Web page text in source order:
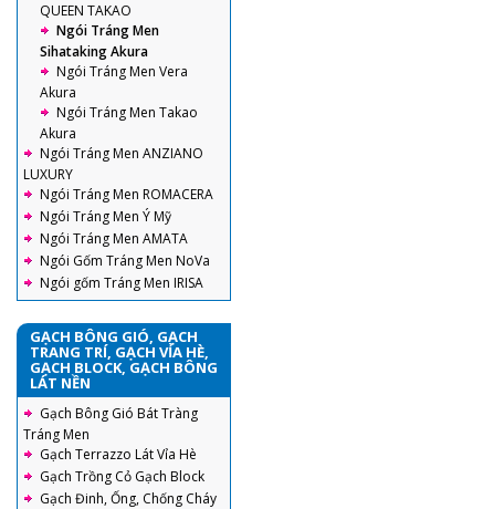
QUEEN TAKAO
Ngói Tráng Men
Sihataking Akura
Ngói Tráng Men Vera
Akura
Ngói Tráng Men Takao
Akura
Ngói Tráng Men ANZIANO
LUXURY
Ngói Tráng Men ROMACERA
Ngói Tráng Men Ý Mỹ
Ngói Tráng Men AMATA
Ngói Gốm Tráng Men NoVa
Ngói gốm Tráng Men IRISA
GẠCH BÔNG GIÓ, GẠCH
TRANG TRÍ, GẠCH VỈA HÈ,
GẠCH BLOCK, GẠCH BÔNG
LÁT NỀN
Gạch Bông Gió Bát Tràng
Tráng Men
Gạch Terrazzo Lát Vỉa Hè
Gạch Trồng Cỏ Gạch Block
Gạch Đinh, Ống, Chống Cháy